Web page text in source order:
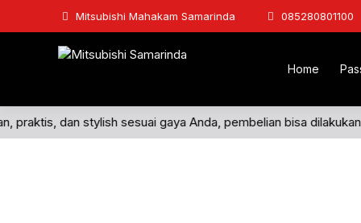
Mitsubishi Mahakam Samarinda 085280801100
Home
praktis, dan stylish sesuai gaya Anda, pembelian bisa